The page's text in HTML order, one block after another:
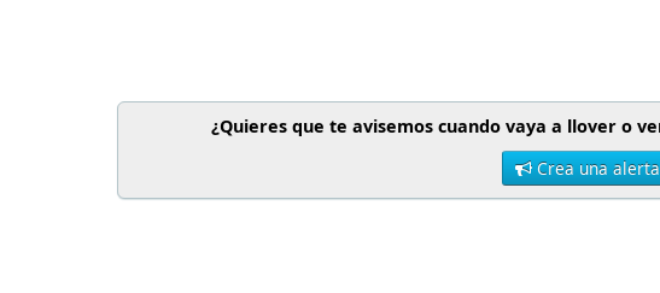
¿Quieres que te avisemos cuando vaya a llover o
Crea una alerta